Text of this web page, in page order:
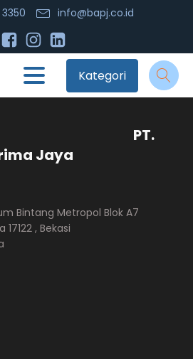
3350 info@bapj.co.id
Kategori
Jaya
Bintang Metropol Blok A7
17122 , Bekasi